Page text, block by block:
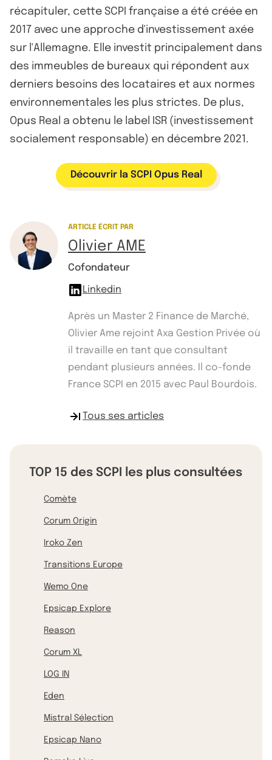
récapituler, cette SCPI française a été créée en
2017 avec une approche d'investissement axée
sur l'Allemagne. Elle investit principalement dans
des immeubles de bureaux qui répondent aux
derniers besoins des locataires et aux normes
environnementales les plus strictes. De plus,
Opus Real a obtenu le label ISR (investissement
socialement responsable) en décembre 2021.
Découvrir la SCPI Opus Real
ARTICLE ÉCRIT PAR
Olivier AME
Cofondateur
Linkedin
Après un Master 2 Finance de Marché,
Olivier Ame rejoint Axa Gestion Privée où
il travaille en tant que consultant
pendant plusieurs années. Il co-fonde
France SCPI en 2015 avec Paul Bourdois.
Tous ses articles
TOP 15 des SCPI les plus consultées
Comète
Corum Origin
Iroko Zen
Transitions Europe
Wemo One
Epsicap Explore
Reason
Corum XL
LOG IN
Eden
Mistral Sélection
Epsicap Nano